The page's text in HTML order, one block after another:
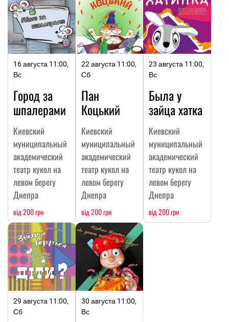
16 августа 11:00,
Вс
Город за
шпалерами
Киевский
муниципальный
академический
театр кукол на
левом берегу
Днепра
від 200 грн
22 августа 11:00,
Сб
Пан
Коцький
Киевский
муниципальный
академический
театр кукол на
левом берегу
Днепра
від 200 грн
23 августа 11:00,
Вс
Была у
зайца хатка
Киевский
муниципальный
академический
театр кукол на
левом берегу
Днепра
від 200 грн
29 августа 11:00,
Сб
30 августа 11:00,
Вс